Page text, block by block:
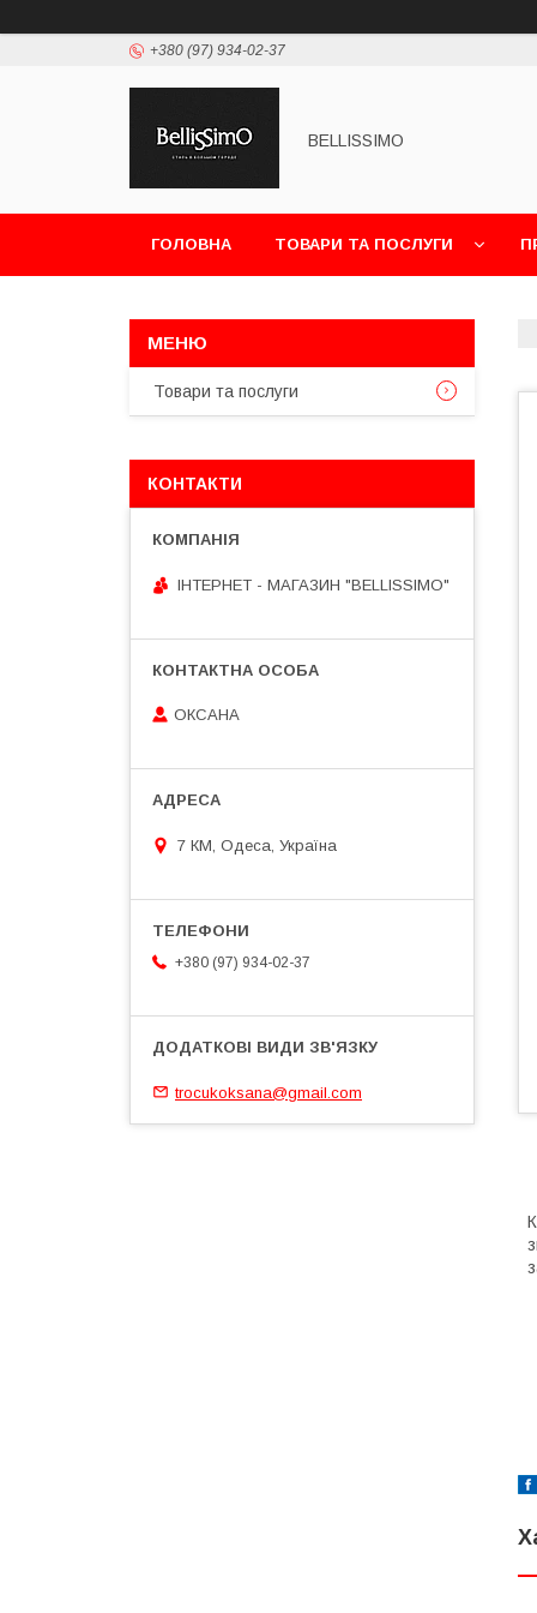
+380 (97) 934-02-37
BELLISSIMO
ГОЛОВНА ТОВАРИ ТА ПОСЛУГИ
Товари та послуги
КОНТАКТИ
ІНТЕРНЕТ - МАГАЗИН "BELLISSIMO"
ОКСАНА
7 КМ, Одеса, Україна
+380 (97) 934-02-37
trocukoksana@gmail.com